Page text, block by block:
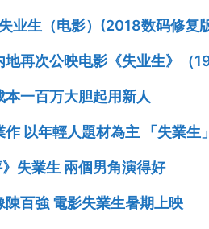
业生（电影）(2018数码修复
再次公映电影《失业生》（
一百万大胆起用新人
以年輕人題材為主 「失業生
失業生 兩個男角演得好
百強 電影失業生暑期上映